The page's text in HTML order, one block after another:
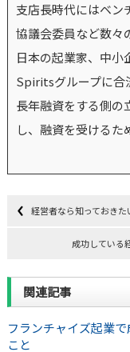
支店長時代にはベン
協議会委員など数々
日本の起業家、中小
Spiritsグループに合
長年融資をする側の
し、融資を受けるた
経営者なら知っておき
成功している
関連記事
フランチャイズ起業
こと